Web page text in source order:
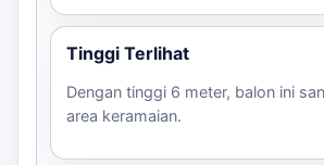
Tinggi Terlihat
Dengan tinggi 6 meter, balon ini
area keramaian.